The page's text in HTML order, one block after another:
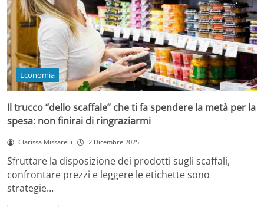
Economia
Il trucco “dello scaffale” che ti fa spendere la metà per la
spesa: non finirai di ringraziarmi
Clarissa Missarelli 2 Dicembre 2025
Sfruttare la disposizione dei prodotti sugli scaffali,
confrontare prezzi e leggere le etichette sono
strategie…